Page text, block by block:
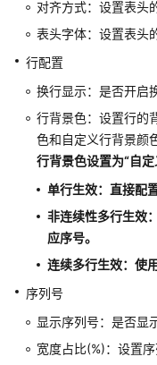
势
索
框
下
选
择
框
组
对齐方式：设置表头
表头字体：设置表头
行配置
换行显示：是否开启
行背景色：设置行的
色和自定义行背景颜
行背景色设置为“自定
单行生效：直接配
非连续性多行生效
应序号。
连续多行生效：使
序列号
显示序列号：是否显
宽度占比(%)：设置序